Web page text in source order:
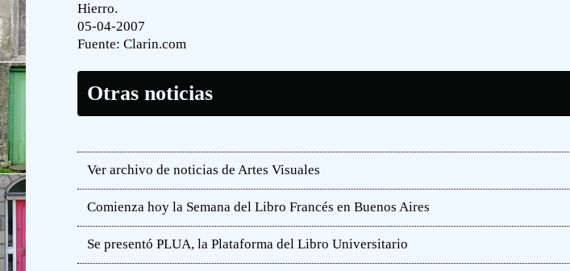
Hierro.
05-04-2007
Fuente: Clarin.com
Otras noticias
Ver archivo de noticias de Artes Visuales
Comienza hoy la Semana del Libro Francés en Buenos Aires
Se presentó PLUA, la Plataforma del Libro Universitario